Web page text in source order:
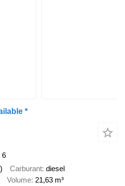
*
6
Carburant diesel
Volume 21,63 m³